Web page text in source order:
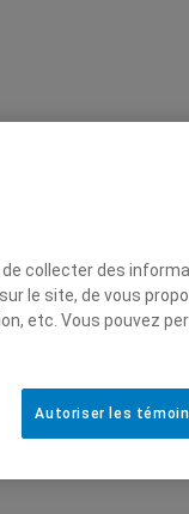
collecter des
le site, de vous
etc. Vous pouvez
Autoriser les